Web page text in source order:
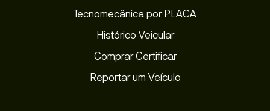
Tecnomecânica por PLACA
Histórico Veicular
Comprar Certificar
Reportar um Veículo